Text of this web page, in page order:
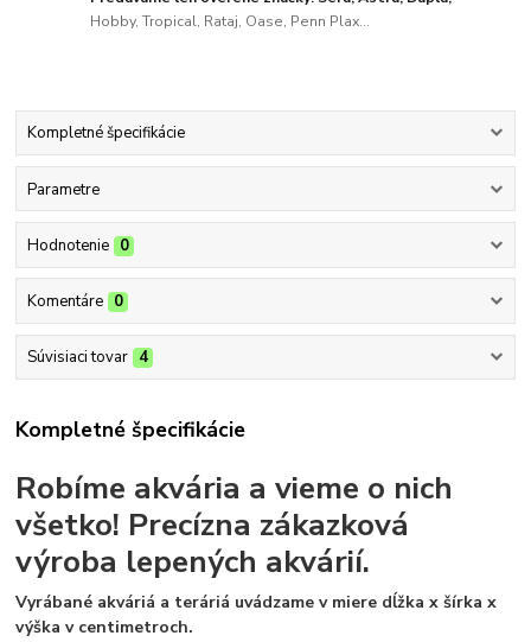
Hobby, Tropical, Rataj, Oase, Penn Plax...
Kompletné špecifikácie
Parametre
Hodnotenie 0
Komentáre 0
Súvisiaci tovar 4
Kompletné špecifikácie
Robíme akvária a vieme o nich
všetko! Precízna zákazková
výroba lepených akvárií.
Vyrábané akváriá a teráriá uvádzame v miere dĺžka x šírka x
výška v centimetroch.